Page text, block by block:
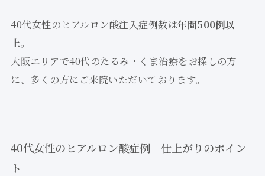
40代女性のヒアルロン酸注入症例数は年間500例以
上。
大阪エリアで40代のたるみ・くま治療をお探しの方
に、多くの方にご来院いただいております。
40代女性のヒアルロン酸症例｜仕上がりのポイン
ト